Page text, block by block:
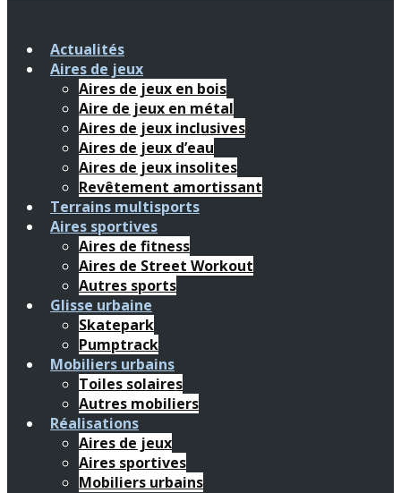
Actualités
Aires de jeux
Aires de jeux en bois
Aire de jeux en métal
Aires de jeux inclusives
Aires de jeux d’eau
Aires de jeux insolites
Revêtement amortissant
Terrains multisports
Aires sportives
Aires de fitness
Aires de Street Workout
Autres sports
Glisse urbaine
Skatepark
Pumptrack
Mobiliers urbains
Toiles solaires
Autres mobiliers
Réalisations
Aires de jeux
Aires sportives
Mobiliers urbains